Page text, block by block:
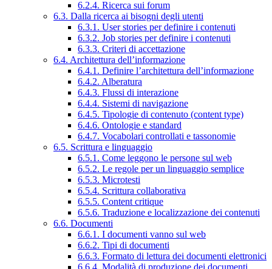
6.2.4. Ricerca sui forum
6.3. Dalla ricerca ai bisogni degli utenti
6.3.1. User stories per definire i contenuti
6.3.2. Job stories per definire i contenuti
6.3.3. Criteri di accettazione
6.4. Architettura dell’informazione
6.4.1. Definire l’architettura dell’informazione
6.4.2. Alberatura
6.4.3. Flussi di interazione
6.4.4. Sistemi di navigazione
6.4.5. Tipologie di contenuto (content type)
6.4.6. Ontologie e standard
6.4.7. Vocabolari controllati e tassonomie
6.5. Scrittura e linguaggio
6.5.1. Come leggono le persone sul web
6.5.2. Le regole per un linguaggio semplice
6.5.3. Microtesti
6.5.4. Scrittura collaborativa
6.5.5. Content critique
6.5.6. Traduzione e localizzazione dei contenuti
6.6. Documenti
6.6.1. I documenti vanno sul web
6.6.2. Tipi di documenti
6.6.3. Formato di lettura dei documenti elettronici
6.6.4. Modalità di produzione dei documenti